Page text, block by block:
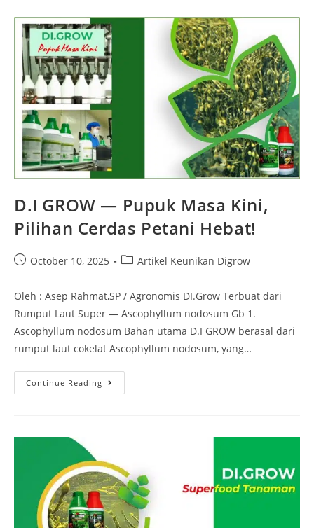
D.I GROW — Pupuk Masa Kini,
Pilihan Cerdas Petani Hebat!
October 10, 2025 Artikel Keunikan Digrow
Oleh : Asep Rahmat,SP / Agronomis DI.Grow Terbuat dari
Rumput Laut Super — Ascophyllum nodosum Gb 1.
Ascophyllum nodosum Bahan utama D.I GROW berasal dari
rumput laut cokelat Ascophyllum nodosum, yang…
Continue Reading